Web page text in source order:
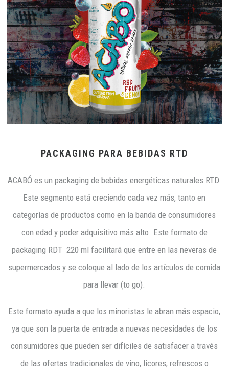
PACKAGING PARA BEBIDAS RTD
ACABÓ es un packaging de bebidas energéticas naturales RTD.
Este segmento está creciendo cada vez más, tanto en
categorías de productos como en la banda de consumidores
con edad y poder adquisitivo más alto. Este formato de
packaging RDT 220 ml facilitará que entre en las neveras de
supermercados y se coloque al lado de los artículos de comida
para llevar (to go).
Este formato ayuda a que los minoristas le abran más espacio,
ya que son la puerta de entrada a nuevas necesidades de los
consumidores que pueden ser difíciles de satisfacer a través
de las ofertas tradicionales de vino, licores, refrescos o